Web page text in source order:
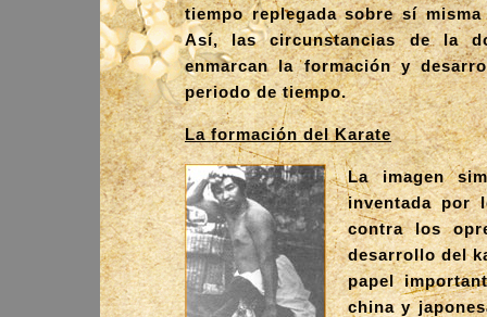
tiempo replegada sobre sí
Así, las circunstancias de la
enmarcan la formación y
periodo de tiempo.
La formación del Karate
La imagen
inventada por
contra los
desarrollo del
papel
china y